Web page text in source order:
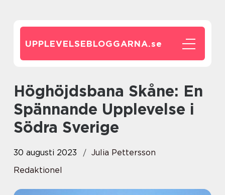
UPPLEVELSEBLOGGARNA.se
Höghöjdsbana Skåne: En
Spännande Upplevelse i
Södra Sverige
30 augusti 2023
Julia Pettersson
Redaktionel